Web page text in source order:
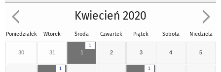
Kwiecień 2020
Poniedziałek Wtorek Środa Czwartek Piątek Sobota Niedziela
30 31
1
1 2 3 4 5
1 1